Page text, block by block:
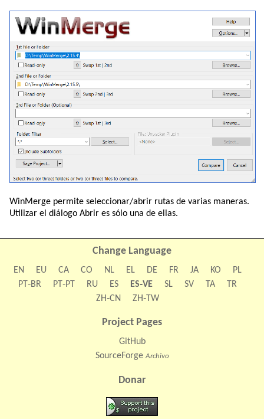
WinMerge permite seleccionar/abrir rutas de varias maneras.
Utilizar el diálogo Abrir es sólo una de ellas.
Change Language
EN EU CA CO NL EL DE FR JA KO
PL
PT‑BR
PT‑PT RU ES ES‑VE SL SV TA
TR
ZH‑CN
ZH‑TW
Project Pages
GitHub
SourceForge Archivo
Donar